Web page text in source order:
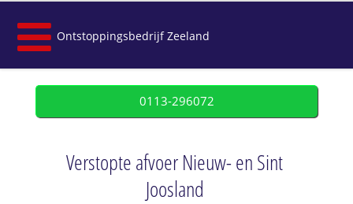
Ontstoppingsbedrijf Zeeland
0113-296072
Verstopte afvoer Nieuw- en Sint
Joosland